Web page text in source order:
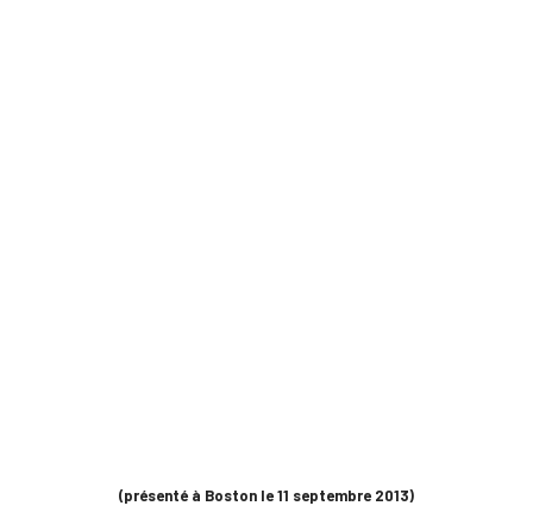
(présenté à Boston le 11 septembre 2013)